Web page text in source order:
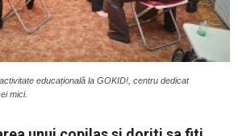
educațională la GOKID!, centru dedicat
mici.